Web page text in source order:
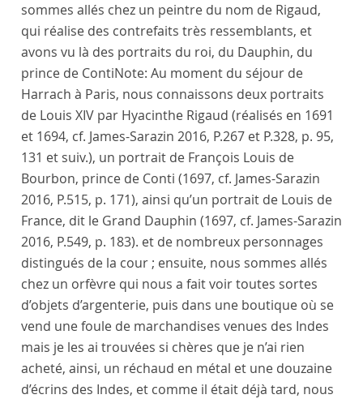
sommes allés chez un peintre du nom de Rigaud,
qui réalise des contrefaits très ressemblants, et
avons vu là des portraits du roi, du Dauphin, du
prince de ContiNote: Au moment du séjour de
Harrach à Paris, nous connaissons deux portraits
de Louis XIV par Hyacinthe Rigaud (réalisés en 1691
et 1694, cf. James-Sarazin 2016, P.267 et P.328, p. 95,
131 et suiv.), un portrait de François Louis de
Bourbon, prince de Conti (1697, cf. James-Sarazin
2016, P.515, p. 171), ainsi qu’un portrait de Louis de
France, dit le Grand Dauphin (1697, cf. James-Sarazin
2016, P.549, p. 183). et de nombreux personnages
distingués de la cour ; ensuite, nous sommes allés
chez un orfèvre qui nous a fait voir toutes sortes
d’objets d’argenterie, puis dans une boutique où se
vend une foule de marchandises venues des Indes
mais je les ai trouvées si chères que je n’ai rien
acheté, ainsi, un réchaud en métal et une douzaine
d’écrins des Indes, et comme il était déjà tard, nous